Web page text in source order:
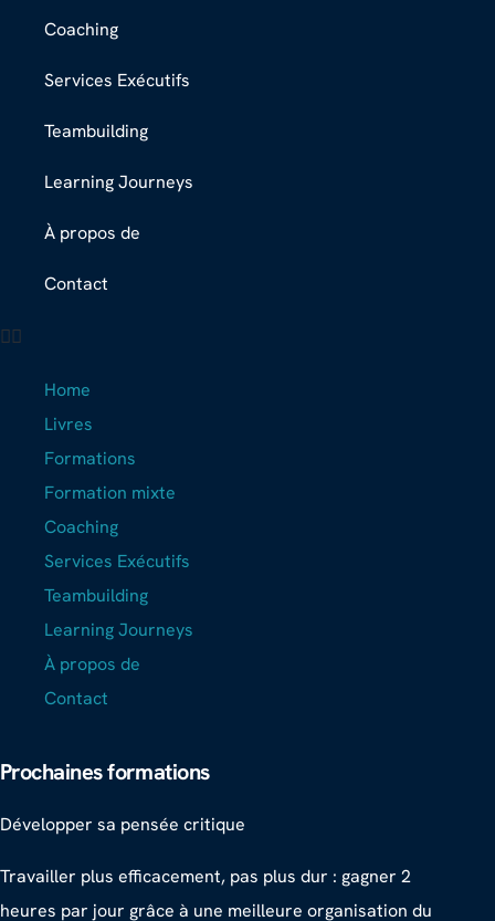
Coaching
Services Exécutifs
Teambuilding
Learning Journeys
À propos de
Contact
Home
Livres
Formations
Formation mixte
Coaching
Services Exécutifs
Teambuilding
Learning Journeys
À propos de
Contact
Prochaines formations
Développer sa pensée critique
Travailler plus efficacement, pas plus dur : gagner 2
heures par jour grâce à une meilleure organisation du